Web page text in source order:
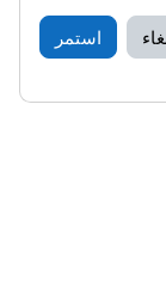
استمر